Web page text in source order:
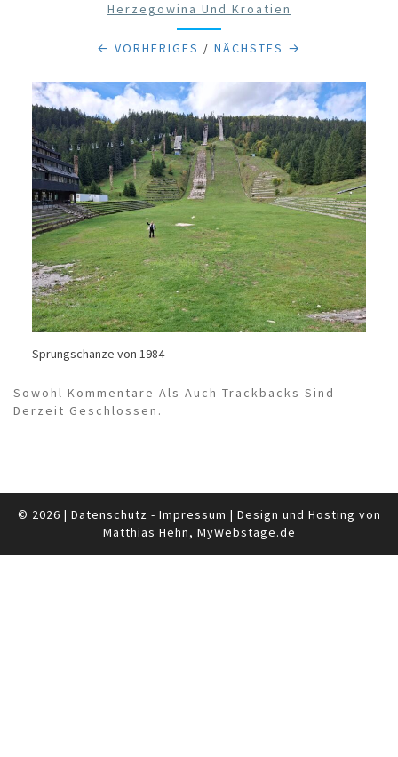
Herzegowina Und Kroatien
← VORHERIGES / NÄCHSTES →
Sprungschanze von 1984
Sowohl Kommentare Als Auch Trackbacks Sind
Derzeit Geschlossen.
© 2026 | Datenschutz - Impressum | Design und Hosting von
Matthias Hehn, MyWebstage.de